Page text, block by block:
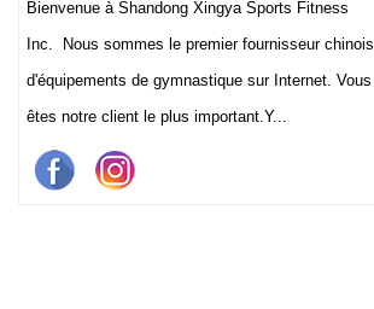
Bienvenue à Shandong Xingya Sports Fitness
Inc. Nous sommes le premier fournisseur chinois
d'équipements de gymnastique sur Internet. Vous
êtes notre client le plus important.Y...